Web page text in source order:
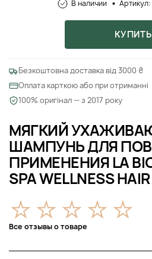
МЯГКИЙ
ШАМПУНЬ ДЛЯ
ПРИМЕНЕНИЯ LA
SPA WELLNESS
Все отзывы о товаре
В наличии
КУПИТЬ
Безкоштовна доставка від 3000 ₴
Оплата карткою або при отриманні
100% оригінал — з 2017 року